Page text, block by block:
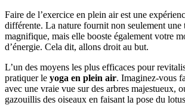
Faire de l’exercice en plein air est une
différente. La nature fournit non seulement une
magnifique, mais elle booste également votre
d’énergie. Cela dit, allons droit au but.
L’un des moyens les plus efficaces pour
pratiquer le yoga en plein air. Imaginez-vous
avec une vraie vue sur des arbres majestueux,
gazouillis des oiseaux en faisant la pose du